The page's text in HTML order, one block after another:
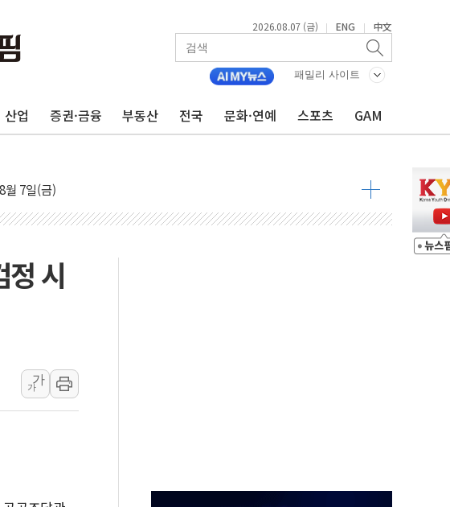
2026.08.07 (금) | ENG | 中文
패밀리 사이트
산업 증권·금융 부동산 전국 문화·연예 스포츠 GAM
부담에 하락…다우 5거래일 랠리 '마침표'
] 송영길·정청래·김민석 후보 - 8월 7일
산 정책 점검 2차 회의…주택 공급 대책 막바지 조율할 듯
임위·세미나·기자회견·주요 정당 - 8월 7일
박 호르무즈 통항 제한 추진…美 "통행 막을 권한 없어"
, 우크라 드론으로 나토 회원국 공격 검토… 거짓 깃발 작전"
밸리서 젠슨 황 재회…로봇·AI 데이터센터·모빌리티 구체화
탄도미사일 발사에 긴급 안보 점검회의
美 고용 둔화·호르무즈 재개방 기대에 강세
"금융시장 레버리지 위험수위…숨은 차입이 더 큰 변수"
시
가
가